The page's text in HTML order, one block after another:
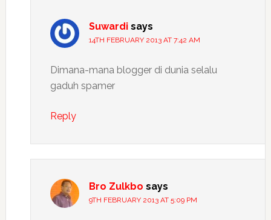
Suwardi says
14TH FEBRUARY 2013 AT 7:42 AM
Dimana-mana blogger di dunia selalu
gaduh spamer
Reply
Bro Zulkbo says
9TH FEBRUARY 2013 AT 5:09 PM